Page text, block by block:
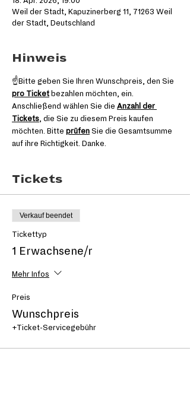
Weil der Stadt, Kapuzinerberg 11, 71263 Weil
der Stadt, Deutschland
Hinweis
☝️Bitte geben Sie Ihren Wunschpreis, den Sie
pro Ticket bezahlen möchten, ein.
Anschließend wählen Sie die Anzahl der
Tickets, die Sie zu diesem Preis kaufen
möchten. Bitte prüfen Sie die Gesamtsumme
auf ihre Richtigkeit. Danke.
Tickets
Verkauf beendet
Tickettyp
1 Erwachsene/r
Mehr Infos
Preis
Wunschpreis
+Ticket-Servicegebühr